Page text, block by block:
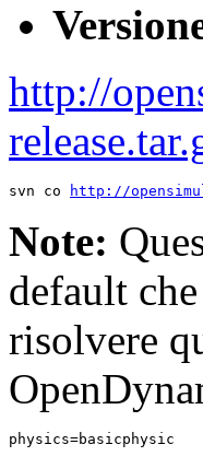
http://
svn co http://
Note:
default
risolvere
physics=basicphysic